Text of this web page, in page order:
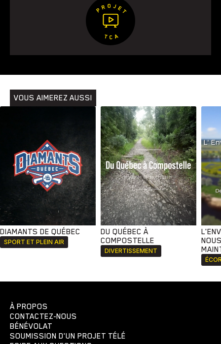
Histoires Pêche
VOUS AIMEREZ AUSSI
DIAMANTS DE QUÉBEC
SPORT ET PLEIN AIR
DU QUÉBEC À
COMPOSTELLE
DIVERTISSEMENT
À PROPOS
CONTACTEZ-NOUS
BÉNÉVOLAT
SOUMISSION D'UN PROJET TÉLÉ